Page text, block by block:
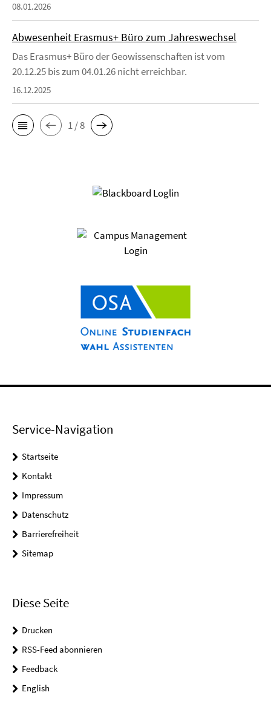
08.01.2026
Abwesenheit Erasmus+ Büro zum Jahreswechsel
Das Erasmus+ Büro der Geowissenschaften ist vom
20.12.25 bis zum 04.01.26 nicht erreichbar.
16.12.2025
1 / 8
Service-Navigation
Startseite
Kontakt
Impressum
Datenschutz
Barrierefreiheit
Sitemap
Diese Seite
Drucken
RSS-Feed abonnieren
Feedback
English